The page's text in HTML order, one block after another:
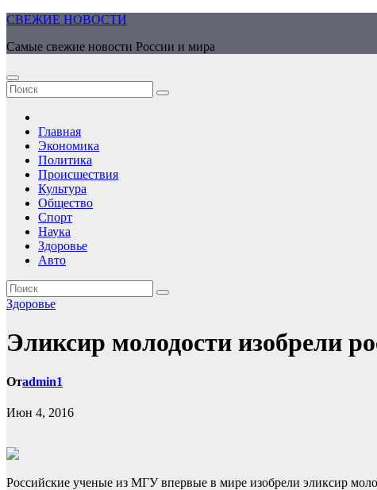
Перейти
содержимому
СВЕЖИЕ НОВОСТИ
Самые свежие новости России и мира
Главная
Экономика
Политика
Происшествия
Культура
Общество
Спорт
Наука
Здоровье
Авто
Здоровье
Эликсир молодости изобрели
Отadmin1
Июн 4, 2016
Российские ученые из МГУ впервые в мире изобрели эликсир